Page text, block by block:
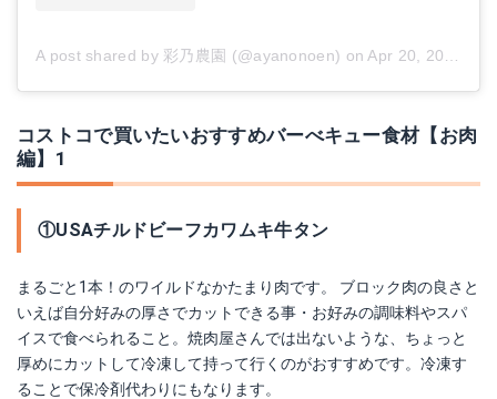
A post shared by 彩乃農園 (@ayanonoen) on Apr 20, 2016 at 10:18pm PDT
コストコで買いたいおすすめバーべキュー食材【お肉
編】1
①USAチルドビーフカワムキ牛タン
まるごと1本！のワイルドなかたまり肉です。 ブロック肉の良さと
いえば自分好みの厚さでカットできる事・お好みの調味料やスパ
イスで食べられること。焼肉屋さんでは出ないような、ちょっと
厚めにカットして冷凍して持って行くのがおすすめです。冷凍す
ることで保冷剤代わりにもなります。